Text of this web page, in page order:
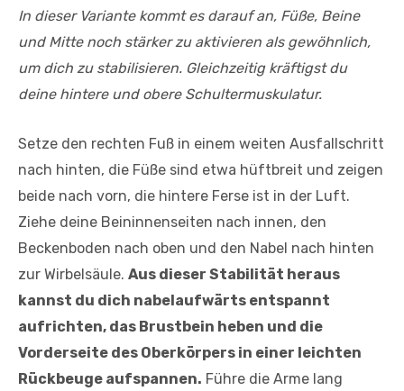
In dieser Variante kommt es darauf an, Füße, Beine
und Mitte noch stärker zu aktivieren als gewöhnlich,
um dich zu stabilisieren. Gleichzeitig kräftigst du
deine hintere und obere Schultermuskulatur.
Setze den rechten Fuß in einem weiten Ausfallschritt
nach hin­ten, die Füße sind etwa hüftbreit und zeigen
beide nach vorn, die hintere Ferse ist in der Luft.
Ziehe deine Beininnenseiten nach innen, den
Beckenboden nach oben und den Nabel nach hinten
zur Wirbelsäule. Aus dieser Stabilität heraus
kannst du dich nabelaufwärts entspannt
aufrichten, das Brustbein heben und die
Vorderseite des Oberkörpers in einer leichten
Rück­beuge aufspannen. Führe die Arme lang